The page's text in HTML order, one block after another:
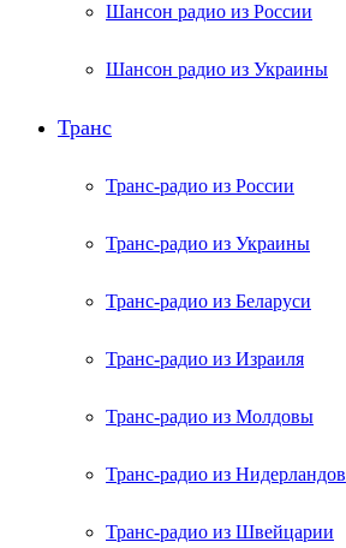
Шансон радио из России
Шансон радио из Украины
Транс
Транс-радио из России
Транс-радио из Украины
Транс-радио из Беларуси
Транс-радио из Израиля
Транс-радио из Молдовы
Транс-радио из Нидерландов
Транс-радио из Швейцарии